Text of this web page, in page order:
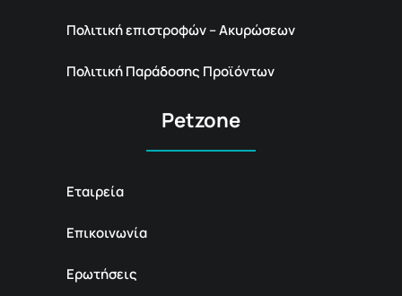
Πολιτική επιστροφών – Ακυρώσεων
Πολιτική Παράδοσης Προϊόντων
Petzone
Εταιρεία
Επικοινωνία
Ερωτήσεις